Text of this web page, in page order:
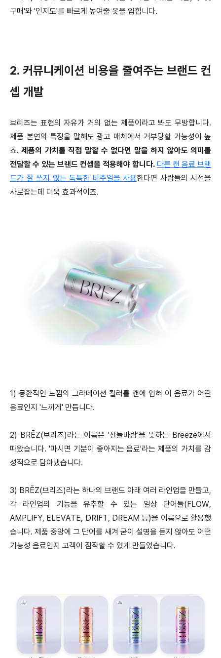
구매'와 '인지도'를 빠르게 높여줄 옷을 입힙니다.
2. 커뮤니케이션 비용을 줄여주는 브랜드 컨
셉 개발
브리즈는 표현의 자유가 거의 없는 제품이라고 봐도 무방합니다.
제품 본연의 특징을 말해도 광고 매체에서 거부당할 가능성이 높
죠.제품의 가치를 직접 말할 수 없다면 말을 하지 않아도 의미를
전달할 수 있는 브랜드 컨셉을 적용해야 합니다. 다른 캔 음료 브랜
드가 잘 쓰지 않는 독특한 비주얼을 사용한다면 사람들의 시선을
사로잡는데 더욱 효과적이죠.
1) 몽환적인 느낌의 그라데이션 컬러를 캔에 입혀 이 음료가 어떤
음료인지 '느끼게' 만듭니다.
2) BRĒZ(브리즈)라는 이름은 '산들바람'을 뜻하는 Breeze에서
따왔습니다. '마시면 기분이 좋아지는 음료'라는 제품의 가치를 감
성적으로 담아냈습니다.
3) BRĒZ(브리즈)라는 하나의 브랜드 아래 여러 라인업을 만들고,
각 라인업의 기능을 유추할 수 있는 일상 단어들(FLOW,
AMPLIFY, ELEVATE, DRIFT, DREAM 등)을 이름으로 활용했
습니다. 제품 중앙에 그 단어를 새겨 굳이 설명을 듣지 않아도 어떤
기능성 음료인지 고객이 짐작할 수 있게 만들었습니다.